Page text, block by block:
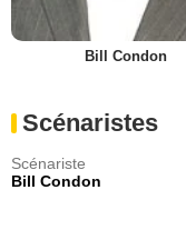
Bill Condon
Scénaristes
Scénariste
Bill Condon